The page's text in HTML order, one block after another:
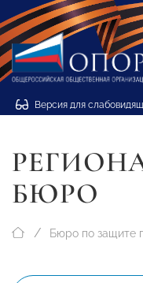
Версия для
БЮРО